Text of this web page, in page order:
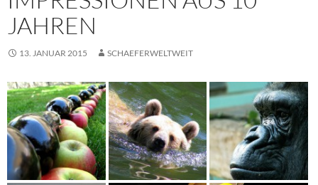
JAHREN
13. JANUAR 2015 SCHAEFERWELTWEIT